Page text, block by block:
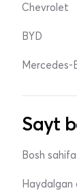
Chevrolet
BYD
Mercedes-
Sayt
Bosh sahifa